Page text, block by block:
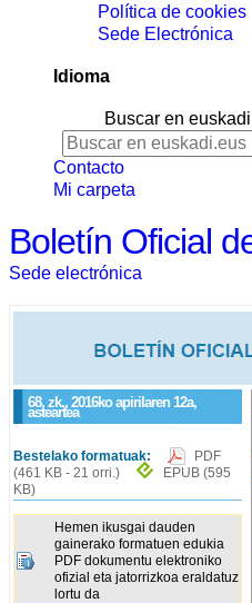
Política de cookies
Sede Electrónica
Idioma
Buscar en
Contacto
Mi carpeta
Boletín Oficial
Sede electrónica
68. zk., 2016ko apirilaren 12a,
asteartea
Bestelako formatuak:
PDF
(461 KB - 21 orri.)
EPUB (595
KB)
Hemen ikusgai dauden
gainerako formatuen edukia
PDF dokumentu elektroniko
ofizial eta jatorrizkoa eraldatuz
lortu da